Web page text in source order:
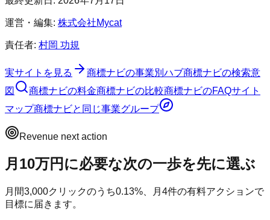
運営・編集: 株式会社Mycat
責任者: 村岡 功規
実サイトを見る 商標ナビの事業別ハブ商標ナビの検索意
図
商標ナビの料金商標ナビの比較商標ナビのFAQサイト
マップ商標ナビと同じ事業グループ
Revenue next action
月10万円に必要な次の一歩を先に選ぶ
月間3,000クリックのうち0.13%、月 4件の有料アクションで
目標に届きます。